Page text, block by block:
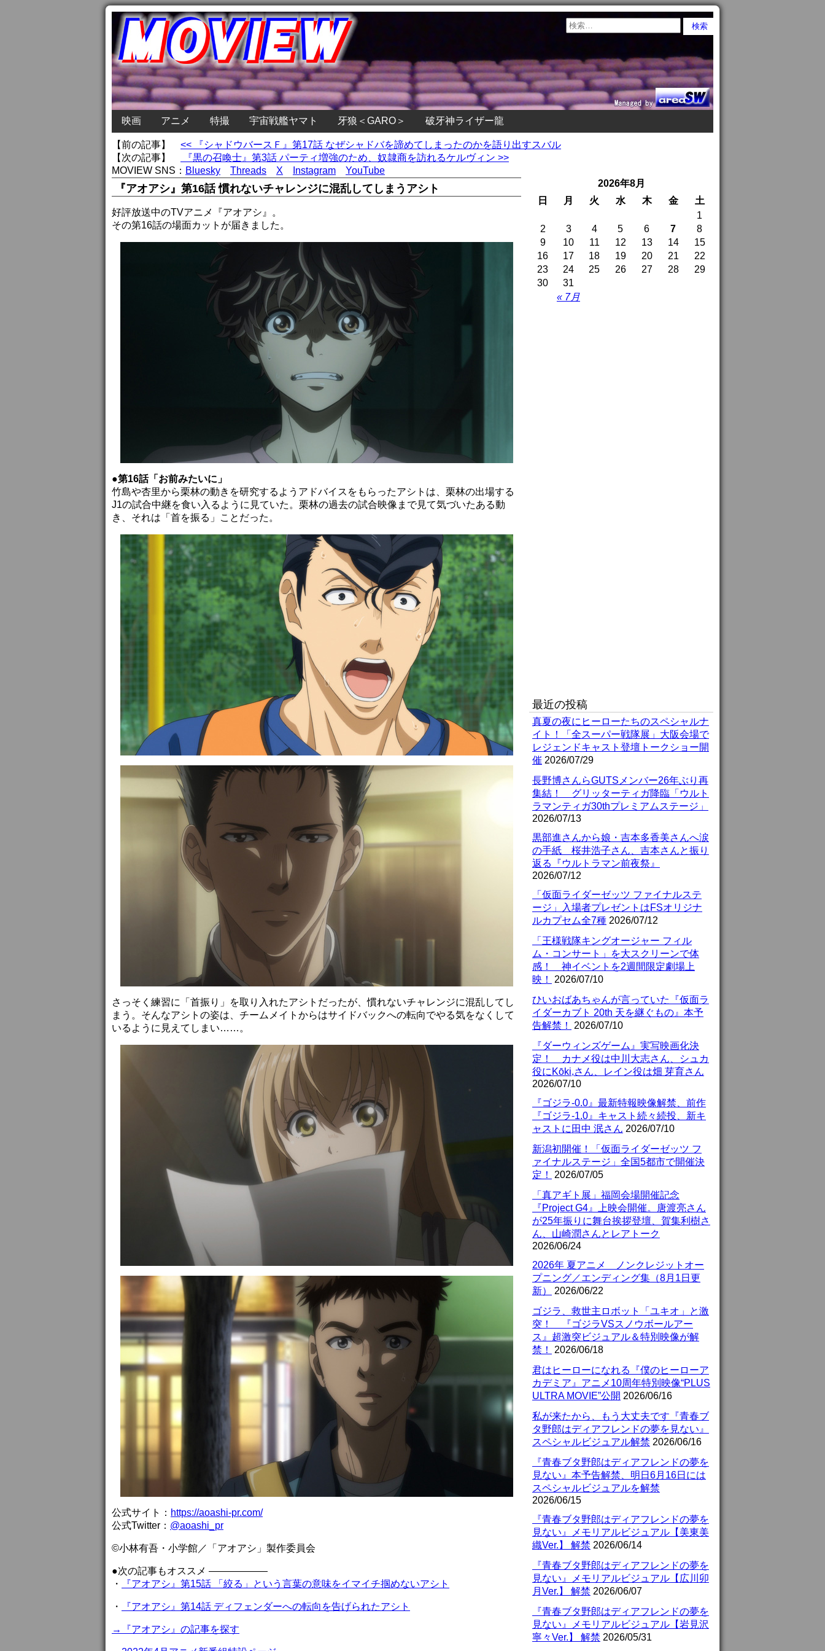
映画 アニメ 特撮 宇宙戦艦ヤマト 牙狼＜GARO＞ 破牙神ライザー龍
【前の記事】 << 『シャドウバースＦ』第17話 なぜシャドバを諦めてしまったのかを語り出すスバル
【次の記事】
『黒の召喚士』第3話 パーティ増強のため、奴隷商を訪れるケルヴィン >>
MOVIEW SNS： Bluesky Threads X Instagram YouTube
『アオアシ』第16話 慣れないチャレンジに混乱してしまうアシト
好評放送中のTVアニメ『アオアシ』。
その第16話の場面カットが届きました。
●第16話「お前みたいに」
竹島や杏里から栗林の動きを研究するようアドバイスをもらったアシトは、栗林の出場する
J1の試合中継を食い入るように見ていた。栗林の過去の試合映像まで見て気づいたある動
き、それは「首を振る」ことだった。
さっそく練習に「首振り」を取り入れたアシトだったが、慣れないチャレンジに混乱してし
まう。そんなアシトの姿は、チームメイトからはサイドバックへの転向でやる気をなくして
いるように見えてしまい……。
公式サイト： https://aoashi-pr.com/
公式Twitter： @aoashi_pr
©小林有吾・小学館／「アオアシ」製作委員会
●次の記事もオススメ ——————
・
『アオアシ』第15話 「絞る」という言葉の意味をイマイチ掴めないアシト
・ 『アオアシ』第14話 ディフェンダーへの転向を告げられたアシト
→『アオアシ』の記事を探す
2026年8月
日
月 火 水 木 金 土
« 7月
1
2
3 4 5 6 7
8
9
10 11 12 13 14
15
16
17 18 19 20 21
22
23
24 25 26 27 28
29
30
31
最近の投稿
真夏の夜にヒーローたちのスペシャルナ
イト！「全スーパー戦隊展」大阪会場で
レジェンドキャスト登壇トークショー開
催 2026/07/29
長野博さんらGUTSメンバー26年ぶり再
集結！ グリッターティガ降臨「ウルト
ラマンティガ30thプレミアムステージ」
2026/07/13
黒部進さんから娘・吉本多香美さんへ涙
の手紙 桜井浩子さん、吉本さんと振り
返る『ウルトラマン前夜祭』
2026/07/12
「仮面ライダーゼッツ ファイナルステ
ージ」入場者プレゼントはFSオリジナ
ルカプセム全7種 2026/07/12
「王様戦隊キングオージャー フィル
ム・コンサート」を大スクリーンで体
感！ 神イベントを2週間限定劇場上
映！
2026/07/10
ひいおばあちゃんが言っていた『仮面ラ
イダーカブト 20th 天を継ぐもの』本予
告解禁！
2026/07/10
『ダーウィンズゲーム』実写映画化決
定！ カナメ役は中川大志さん、シュカ
役にKōki,さん、レイン役は畑 芽育さん
2026/07/10
『ゴジラ-0.0』最新特報映像解禁、前作
『ゴジラ-1.0』キャスト続々続投、新キ
ャストに田中 泯さん 2026/07/10
新潟初開催！「仮面ライダーゼッツ フ
ァイナルステージ」全国5都市で開催決
定！
2026/07/05
「真アギト展」福岡会場開催記念
『Project G4』上映会開催。唐渡亮さん
が25年振りに舞台挨拶登壇、賀集利樹さ
ん、山崎潤さんとレアトーク
2026/06/24
2026年 夏アニメ ノンクレジットオー
プニング／エンディング集（8月1日更
新）
2026/06/22
ゴジラ、救世主ロボット「ユキオ」と激
突！ 『ゴジラVSスノウボールアー
ス』超激突ビジュアル＆特別映像が解
禁！
2026/06/18
君はヒーローになれる『僕のヒーローア
カデミア』アニメ10周年特別映像“PLUS
ULTRA MOVIE”公開 2026/06/16
私が来たから、もう大丈夫です『青春ブ
タ野郎はディアフレンドの夢を見ない』
スペシャルビジュアル解禁 2026/06/16
『青春ブタ野郎はディアフレンドの夢を
見ない』本予告解禁、明日6月16日には
スペシャルビジュアルを解禁
2026/06/15
『青春ブタ野郎はディアフレンドの夢を
見ない』メモリアルビジュアル【美東美
織Ver.】 解禁 2026/06/14
『青春ブタ野郎はディアフレンドの夢を
見ない』メモリアルビジュアル【広川卯
月Ver.】 解禁 2026/06/07
『青春ブタ野郎はディアフレンドの夢を
見ない』メモリアルビジュアル【岩見沢
寧々Ver.】 解禁 2026/05/31